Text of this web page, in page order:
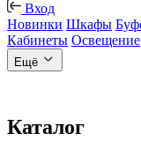
Вход
Новинки Шкафы
Кабинеты Освещение
Ещё
Каталог